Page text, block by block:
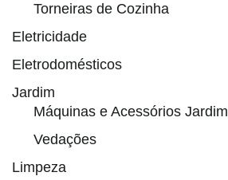
Torneiras de Cozinha
Eletricidade
Eletrodomésticos
Jardim
Máquinas e Acessórios Jardim
Vedações
Limpeza